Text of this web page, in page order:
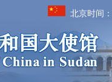
北京时间：